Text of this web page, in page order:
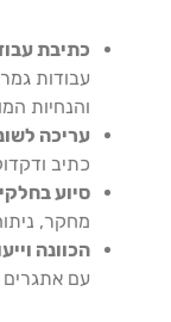
כתיבת
עבודות
והנחיות
עריכה
כתיב
סיוע
מחקר,
הכוונה
עם אתגרים